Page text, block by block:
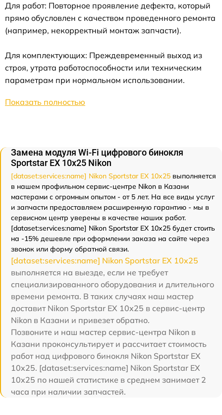
Для работ: Повторное проявление дефекта, который
прямо обусловлен с качеством проведенного ремонта
(например, некорректный монтаж запчасти).
Для комплектующих: Преждевременный выход из
строя, утрата работоспособности или техническим
параметрам при нормальном использовании.
Показать полностью
Замена модуля Wi-Fi цифрового бинокля
Sportstar EX 10x25 Nikon
[dataset:services:name] Nikon Sportstar EX 10x25 выполняется
в нашем профильном сервис-центре Nikon в Казани
мастерами с огромным опытом - от 5 лет. На все виды услуг
и запчасти предоставляем расширенную гарантию - мы в
сервисном центр уверены в качестве наших работ.
[dataset:services:name] Nikon Sportstar EX 10x25 будет стоить
на -15% дешевле при оформлении заказа на сайте через
звонок или форму обратной связи.
[dataset:services:name] Nikon Sportstar EX 10x25
выполняется на выезде, если не требует
специализированного оборудования и длительного
времени ремонта. В таких случаях наш мастер
доставит Nikon Sportstar EX 10x25 в сервис-центр
Nikon в Казани и привезет обратно.
Позвоните и наш мастер сервис-центра Nikon в
Казани проконсультирует и рассчитает стоимость
работ над цифрового бинокля Nikon Sportstar EX
10x25. [dataset:services:name] Nikon Sportstar EX
10x25 по нашей статистике в среднем занимает 2
часа при наличии запчастей.